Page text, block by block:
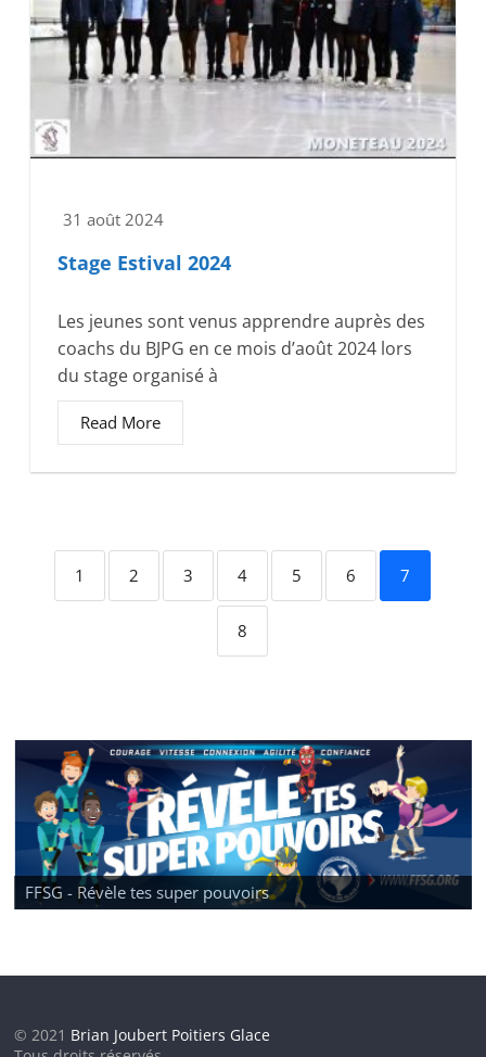
31 août 2024
Stage Estival 2024
Les jeunes sont venus apprendre auprès des
coachs du BJPG en ce mois d’août 2024 lors
du stage organisé à
Read More
1 2 3 4 5 6 7
8
FFSG - Révèle tes super pouvoirs
© 2021 Brian Joubert Poitiers Glace